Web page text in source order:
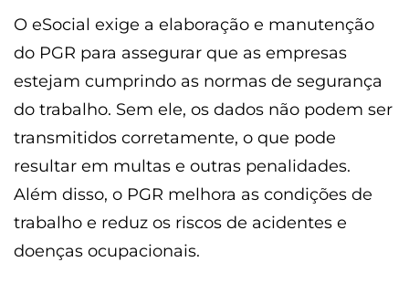
O eSocial exige a elaboração e manutenção
do PGR para assegurar que as empresas
estejam cumprindo as normas de segurança
do trabalho. Sem ele, os dados não podem ser
transmitidos corretamente, o que pode
resultar em multas e outras penalidades.
Além disso, o PGR melhora as condições de
trabalho e reduz os riscos de acidentes e
doenças ocupacionais.